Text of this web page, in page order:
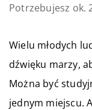
Potrzebujesz ok.
Wielu młodych
dźwięku marzy,
Można być
jednym miejscu.